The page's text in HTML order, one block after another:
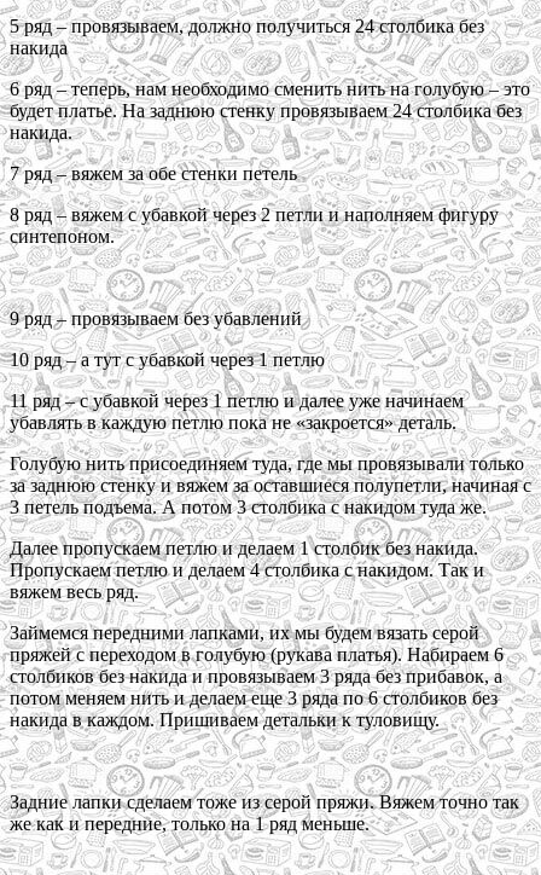
5 ряд – провязываем, должно получиться 24 столбика без
накида
6 ряд – теперь, нам необходимо сменить нить на голубую – это
будет платье. На заднюю стенку провязываем 24 столбика без
накида.
7 ряд – вяжем за обе стенки петель
8 ряд – вяжем с убавкой через 2 петли и наполняем фигуру
синтепоном.
9 ряд – провязываем без убавлений
10 ряд – а тут с убавкой через 1 петлю
11 ряд – с убавкой через 1 петлю и далее уже начинаем
убавлять в каждую петлю пока не «закроется» деталь.
Голубую нить присоединяем туда, где мы провязывали только
за заднюю стенку и вяжем за оставшиеся полупетли, начиная с
3 петель подъема. А потом 3 столбика с накидом туда же.
Далее пропускаем петлю и делаем 1 столбик без накида.
Пропускаем петлю и делаем 4 столбика с накидом. Так и
вяжем весь ряд.
Займемся передними лапками, их мы будем вязать серой
пряжей с переходом в голубую (рукава платья). Набираем 6
столбиков без накида и провязываем 3 ряда без прибавок, а
потом меняем нить и делаем еще 3 ряда по 6 столбиков без
накида в каждом. Пришиваем детальки к туловищу.
Задние лапки сделаем тоже из серой пряжи. Вяжем точно так
же как и передние, только на 1 ряд меньше.